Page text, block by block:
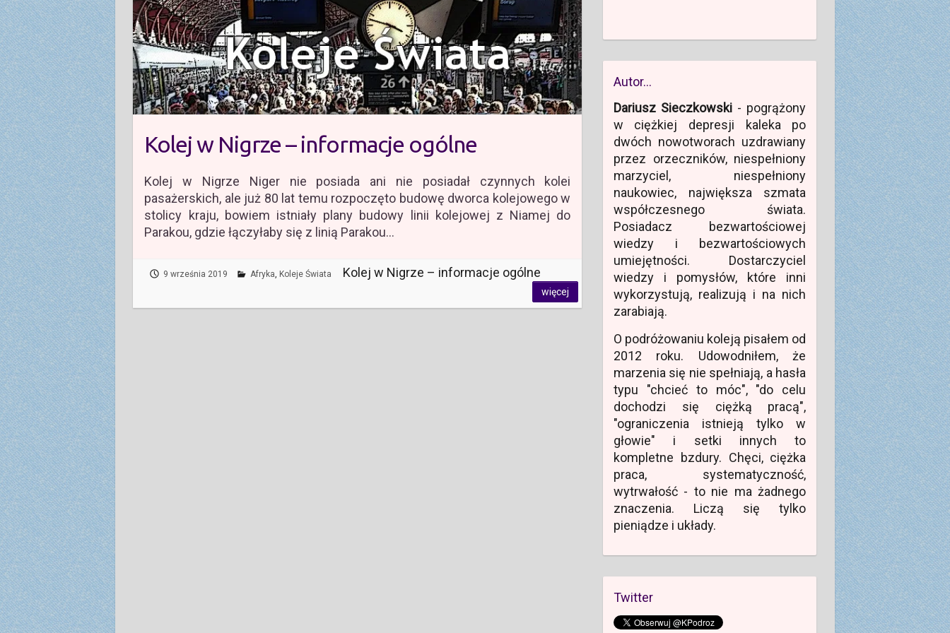
Kolej w Nigrze – informacje ogólne
Kolej w Nigrze Niger nie posiada ani nie posiadał czynnych kolei
pasażerskich, ale już 80 lat temu rozpoczęto budowę dworca kolejowego w
stolicy kraju, bowiem istniały plany budowy linii kolejowej z Niamej do
Parakou, gdzie łączyłaby się z linią Parakou…
9 września 2019 Afryka Koleje Świata Kolej w Nigrze – informacje ogólne
więcej
Autor…
Dariusz Sieczkowski - pogrążony
w ciężkiej depresji kaleka po
dwóch nowotworach uzdrawiany
przez orzeczników, niespełniony
marzyciel, niespełniony
naukowiec, największa szmata
współczesnego świata.
Posiadacz bezwartościowej
wiedzy i bezwartościowych
umiejętności. Dostarczyciel
wiedzy i pomysłów, które inni
wykorzystują, realizują i na nich
zarabiają.
O podróżowaniu koleją pisałem od
2012 roku. Udowodniłem, że
marzenia się nie spełniają, a hasła
typu "chcieć to móc", "do celu
dochodzi się ciężką pracą",
"ograniczenia istnieją tylko w
głowie" i setki innych to
kompletne bzdury. Chęci, ciężka
praca, systematyczność,
wytrwałość - to nie ma żadnego
znaczenia. Liczą się tylko
pieniądze i układy.
Twitter